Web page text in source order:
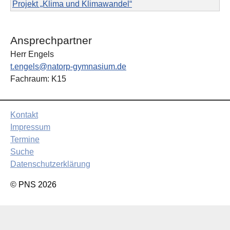
Projekt „Klima und Klimawandel“
Ansprechpartner
Herr Engels
t.engels@natorp-gymnasium.de
Fachraum: K15
Kontakt
Impressum
Termine
Suche
Datenschutzerklärung
© PNS 2026